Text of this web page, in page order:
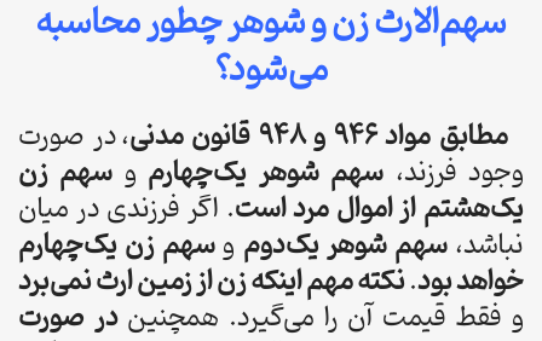
سهم‌الارث زن و شوهر چطور محاسبه
می‌شود؟
مطابق مواد ۹۴۶ و ۹۴۸ قانون مدنی
، در صورت
وجود فرزند، سهم شوهر یک‌چهارم و سهم زن
یک‌هشتم از اموال مرد است. اگر فرزندی در میان
نباشد،سهم شوهر یک‌دوم و سهم زن یک‌چهارم
خواهد بود.نکته مهم اینکه زن از زمین ارث نمی‌برد
و فقط قیمت آن را می‌گیرد. همچنیندر صورت